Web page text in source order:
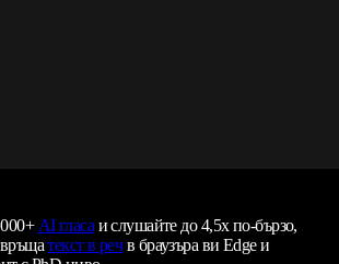
AI гласа и слушайте до 4,5x по-бързо,
текст в речв браузъра ви Edge и